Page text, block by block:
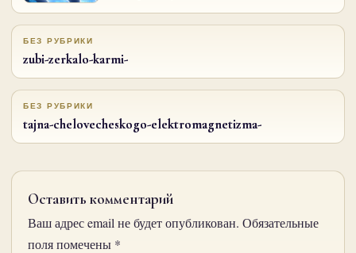
БЕЗ РУБРИКИ
zubi-zerkalo-karmi-
БЕЗ РУБРИКИ
tajna-chelovecheskogo-elektromagnetizma-
Оставить комментарий
Ваш адрес email не будет опубликован. Обязательные
поля помечены *